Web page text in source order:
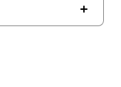
+